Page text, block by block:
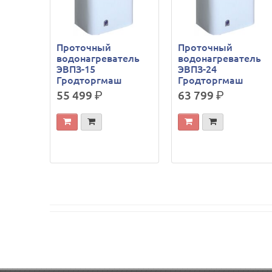
Проточный
водонагреватель
ЭВПЗ-15
Гродторгмаш
55 499р.
Проточный
водонагреватель
ЭВПЗ-24
Гродторгмаш
63 799р.